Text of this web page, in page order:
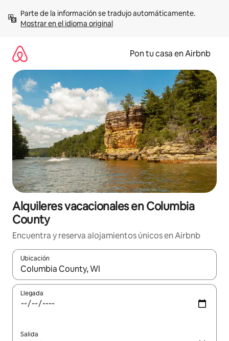
contenidoMostrar en el idioma original
Pon tu casa en Airbnb
Alquileres vacacionales en Columbia
County
Encuentra y reserva alojamientos únicos en Airbnb
Ubicación
Cuando los resultados estén disponibles, navega con las
Llegada
Salida